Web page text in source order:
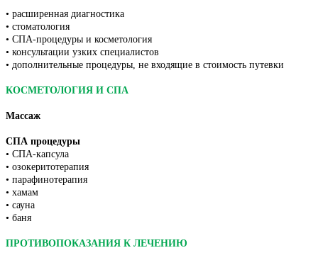
• расширенная диагностика
• стоматология
• СПА-процедуры и косметология
• консультации узких специалистов
• дополнительные процедуры, не входящие в стоимость путевки
КОСМЕТОЛОГИЯ И СПА
Массаж
СПА процедуры
• СПА-капсула
• озокеритотерапия
• парафинотерапия
• хамам
• сауна
• баня
ПРОТИВОПОКАЗАНИЯ К ЛЕЧЕНИЮ